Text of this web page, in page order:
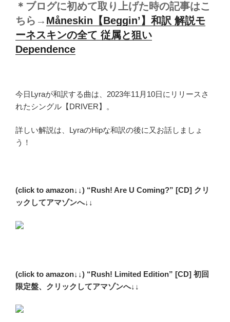
＊ブログに初めて取り上げた時の記事はこ
ちら→ Måneskin【Beggin’】和訳 解説モ
ーネスキンの全て 従属と狙い
Dependence
今日Lyraが和訳する曲は、2023年11月10日にリリースさ
れたシングル【DRIVER】。
詳しい解説は、LyraのHipな和訳の後に又お話しましょ
う！
(click to amazon↓↓) “Rush! Are U Coming?” [CD] クリ
ックしてアマゾンへ↓↓
(click to amazon↓↓) “Rush! Limited Edition” [CD] 初回
限定盤、クリックしてアマゾンへ↓↓